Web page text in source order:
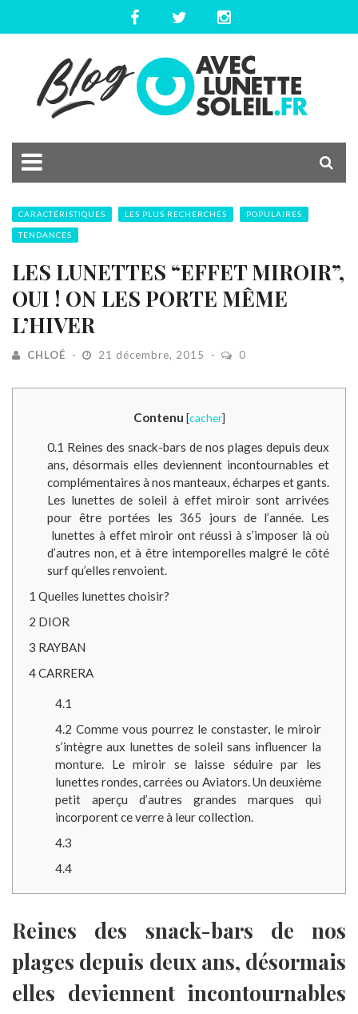
CARACTÉRISTIQUES LES PLUS RECHERCHÉS POPULAIRES
TENDANCES
LES LUNETTES “EFFET MIROIR”,
OUI ! ON LES PORTE MÊME
L’HIVER
CHLOÉ 21 décembre, 2015 0
Contenu [cacher]
0.1 Reines des snack-bars de nos plages depuis deux
ans, désormais elles deviennent incontournables et
complémentaires à nos manteaux, écharpes et gants.
Les lunettes de soleil à effet miroir sont arrivées
pour être portées les 365 jours de l’année. Les
lunettes à effet miroir ont réussi à s’imposer là où
d’autres non, et à être intemporelles malgré le côté
surf qu’elles renvoient.
1 Quelles lunettes choisir?
2 DIOR
3 RAYBAN
4CARRERA
4.1
4.2 Comme vous pourrez le constaster, le miroir
s’intègre aux lunettes de soleil sans influencer la
monture. Le miroir se laisse séduire par les
lunettes rondes, carrées ou Aviators. Un deuxième
petit aperçu d’autres grandes marques qui
incorporent ce verre à leur collection.
4.3
4.4
Reines des snack-bars de nos
plages depuis deux ans, désormais
elles deviennent incontournables